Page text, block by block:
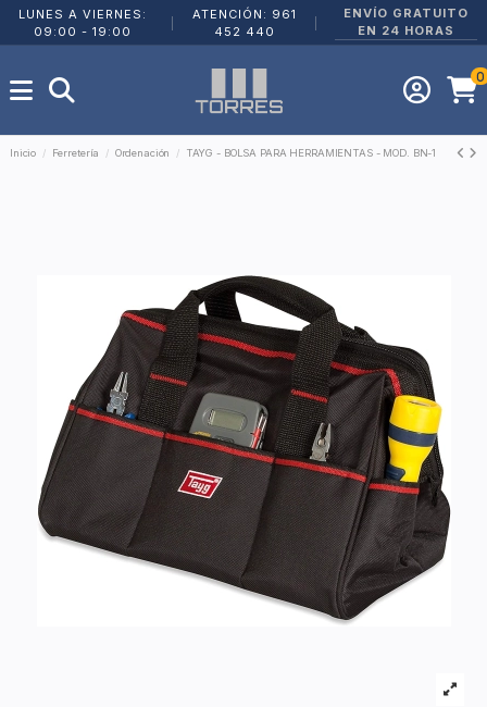
LUNES A VIERNES:
09:00 - 19:00
ATENCIÓN: 961
452 440
ENVÍO GRATUITO
EN 24 HORAS
0
Inicio Ferretería Ordenación TAYG - BOLSA PARA HERRAMIENTAS - MOD. BN-1